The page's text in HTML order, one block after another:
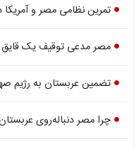
تمرین نظامی مصر و
مصر مدعی توقیف یک قایق
تضمین‌ عربستان به رژیم
چرا مصر دنباله‌روی